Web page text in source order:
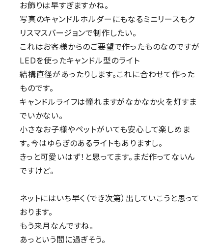
お飾りは早すぎますかね。
写真のキャンドルホルダーにもなるミニリースもク
リスマスバージョンで制作したい。
これはお客様からのご要望で作ったものなのですが
LEDを使ったキャンドル型のライト
結構直径があったりします。これに合わせて作った
ものです。
キャンドルライフは憧れますがなかなか火を灯すま
でいかない。
小さなお子様やペットがいても安心して楽しめま
す。今はゆらぎのあるライトもありますし。
きっと可愛いはず！と思ってます。まだ作ってないん
ですけど。
ネットにはいち早く（でき次第）出していこうと思って
おります。
もう来月なんですね。
あっという間に過ぎそう。